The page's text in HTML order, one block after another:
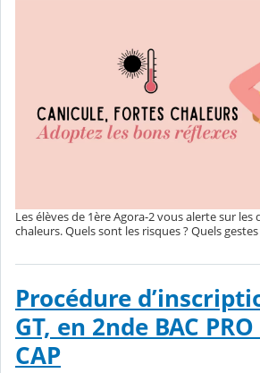
Les élèves de 1ère Agora-2 vous alerte sur les
chaleurs. Quels sont les risques ? Quels
Procédure
GT, en 2nde BAC
CAP